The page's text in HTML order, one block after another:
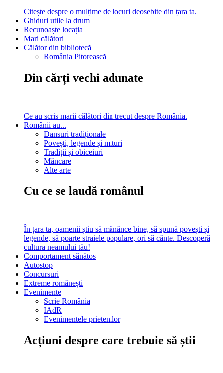
Citește despre o mulțime de locuri deosebite din țara ta.
Ghiduri utile la drum
Recunoaște locația
Mari călători
Călător din bibliotecă
România Pitorească
Din cărți vechi adunate
Ce au scris marii călători din trecut despre România.
Românii au...
Dansuri tradiționale
Povești, legende și mituri
Tradiții și obiceiuri
Mâncare
Alte arte
Cu ce se laudă românul
În țara ta, oamenii știu să mănânce bine, să spună povești și
legende, să poarte straiele populare, ori să cânte. Descoperă
cultura neamului tău!
Comportament sănătos
Autostop
Concursuri
Extreme românești
Evenimente
Scrie România
IAdR
Evenimentele prietenilor
Acțiuni despre care trebuie să știi